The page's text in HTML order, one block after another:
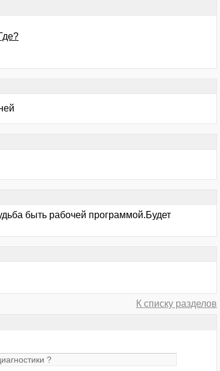
быть рабочей программой.Будет
К списку разделов